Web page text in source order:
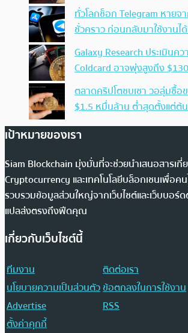
ทั่วโลกช็อก Telegram หายจ
ชั่วคราว ก่อนกลับมาใช้งานไ
Galaxy Research ประเมินค
Coldcard อาจพุ่งสูงถึง
ตลาดคริปโตซบเซา วอลุ่มซื้อ
$1.5 หมื่นล้าน ต่ำสุดตั้งแต่ต้
เป้าหมายของเรา
Siam Blockchain มุ่งมั่นที่จะช่วยนำเสนอสารเกี่
Cryptocurrency และเทคโนโลยีบล็อกเชนเพื่อคน
รวบรวมข้อมูลส่วนใหญ่จากเว็บไซต์และเว็บบอร์ด
แปลส่งตรงถึงฟีดคุณ
เกี่ยวกับเว็บไซต์นี้
ทีมงาน
ติดต่อเรา
นโยบายความเป็นส่วนตัวข้อตกลงในการใช้งาน
Advertise
RSS
ตั้งค่าคุกกี้